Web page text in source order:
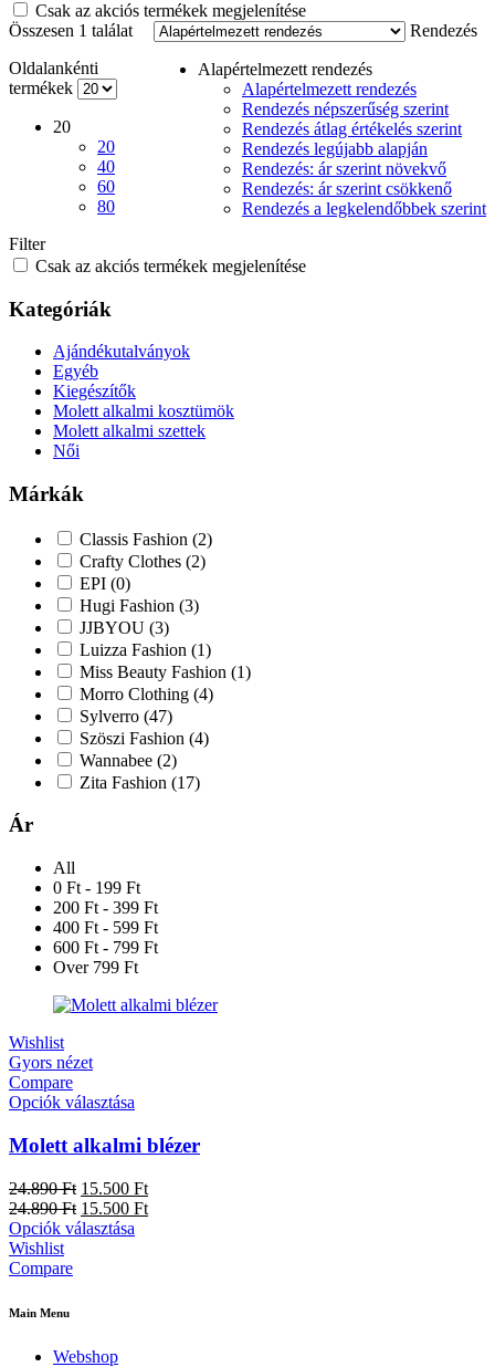
Csak az akciós termékek megjelenítése
Összesen 1 találat
Rendezés
Alapértelmezett rendezés
Alapértelmezett rendezés
Rendezés népszerűség szerint
Rendezés átlag értékelés szerint
Rendezés legújabb alapján
Rendezés: ár szerint növekvő
Rendezés: ár szerint csökkenő
Rendezés a legkelendőbbek szerint
Oldalankénti
termékek
20
20
40
60
80
Filter
Csak az akciós termékek megjelenítése
Kategóriák
Ajándékutalványok
Egyéb
Kiegészítők
Molett alkalmi kosztümök
Molett alkalmi szettek
Női
Márkák
Classis Fashion (2)
Crafty Clothes (2)
EPI (0)
Hugi Fashion (3)
JJBYOU (3)
Luizza Fashion (1)
Miss Beauty Fashion (1)
Morro Clothing (4)
Sylverro (47)
Szöszi Fashion (4)
Wannabee (2)
Zita Fashion (17)
Ár
All
0 Ft - 199 Ft
200 Ft - 399 Ft
400 Ft - 599 Ft
600 Ft - 799 Ft
Over 799 Ft
Wishlist
Gyors nézet
Compare
Opciók választása
Molett alkalmi blézer
24.890Ft Original
price
was:
15.500 FtCurrent
price
24.890Ft Original
price
15.500 FtCurrent
Opciók választása
Wishlist
Compare
Main Menu
Webshop